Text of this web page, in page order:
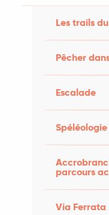
Les trails
Pêcher
Escalade
Spéléologie
parcours
Via Ferrata
au profit des
des écoles et du
réunit
une journée
et